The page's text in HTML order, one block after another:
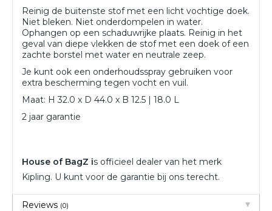
Reinig de buitenste stof met een licht vochtige doek.
Niet bleken. Niet onderdompelen in water.
Ophangen op een schaduwrijke plaats. Reinig in het
geval van diepe vlekken de stof met een doek of een
zachte borstel met water en neutrale zeep.
Je kunt ook een onderhoudsspray gebruiken voor
extra bescherming tegen vocht en vuil.
Maat: H 32.0 x D 44.0 x B 12.5 | 18.0 L
2 jaar garantie
House of BagZ is officieel dealer van het merk
Kipling. U kunt voor de garantie bij ons terecht.
Reviews (0)